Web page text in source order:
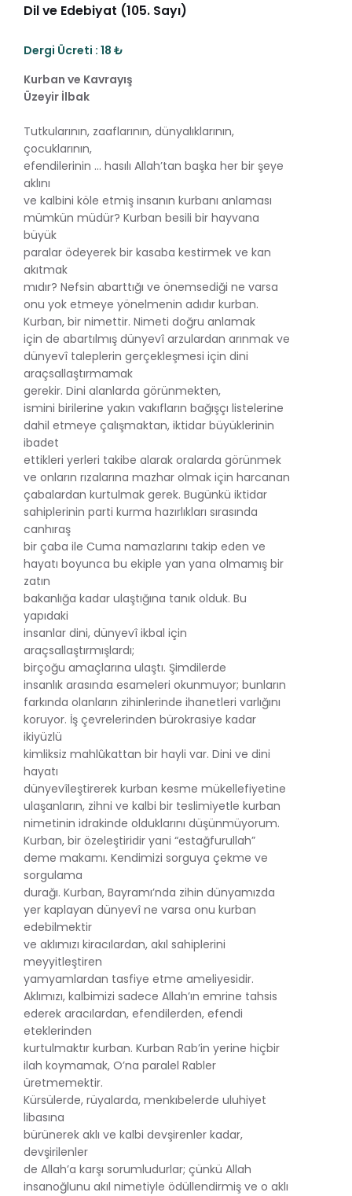
Dil ve Edebiyat (105. Sayı)
Dergi Ücreti : 18 ₺
Kurban ve Kavrayış
Üzeyir İlbak
Tutkularının, zaaflarının, dünyalıklarının,
çocuklarının,
efendilerinin … hasılı Allah’tan başka her bir şeye
aklını
ve kalbini köle etmiş insanın kurbanı anlaması
mümkün müdür? Kurban besili bir hayvana
büyük
paralar ödeyerek bir kasaba kestirmek ve kan
akıtmak
mıdır? Nefsin abarttığı ve önemsediği ne varsa
onu yok etmeye yönelmenin adıdır kurban.
Kurban, bir nimettir. Nimeti doğru anlamak
için de abartılmış dünyevî arzulardan arınmak ve
dünyevî taleplerin gerçekleşmesi için dini
araçsallaştırmamak
gerekir. Dini alanlarda görünmekten,
ismini birilerine yakın vakıfların bağışçı listelerine
dahil etmeye çalışmaktan, iktidar büyüklerinin
ibadet
ettikleri yerleri takibe alarak oralarda görünmek
ve onların rızalarına mazhar olmak için harcanan
çabalardan kurtulmak gerek. Bugünkü iktidar
sahiplerinin parti kurma hazırlıkları sırasında
canhıraş
bir çaba ile Cuma namazlarını takip eden ve
hayatı boyunca bu ekiple yan yana olmamış bir
zatın
bakanlığa kadar ulaştığına tanık olduk. Bu
yapıdaki
insanlar dini, dünyevî ikbal için
araçsallaştırmışlardı;
birçoğu amaçlarına ulaştı. Şimdilerde
insanlık arasında esameleri okunmuyor; bunların
farkında olanların zihinlerinde ihanetleri varlığını
koruyor. İş çevrelerinden bürokrasiye kadar
ikiyüzlü
kimliksiz mahlûkattan bir hayli var. Dini ve dini
hayatı
dünyevîleştirerek kurban kesme mükellefiyetine
ulaşanların, zihni ve kalbi bir teslimiyetle kurban
nimetinin idrakinde olduklarını düşünmüyorum.
Kurban, bir özeleştiridir yani “estağfurullah”
deme makamı. Kendimizi sorguya çekme ve
sorgulama
durağı. Kurban, Bayramı’nda zihin dünyamızda
yer kaplayan dünyevî ne varsa onu kurban
edebilmektir
ve aklımızı kiracılardan, akıl sahiplerini
meyyitleştiren
yamyamlardan tasfiye etme ameliyesidir.
Aklımızı, kalbimizi sadece Allah’ın emrine tahsis
ederek aracılardan, efendilerden, efendi
eteklerinden
kurtulmaktır kurban. Kurban Rab’in yerine hiçbir
ilah koymamak, O’na paralel Rabler
üretmemektir.
Kürsülerde, rüyalarda, menkıbelerde uluhiyet
libasına
bürünerek aklı ve kalbi devşirenler kadar,
devşirilenler
de Allah’a karşı sorumludurlar; çünkü Allah
insanoğlunu akıl nimetiyle ödüllendirmiş ve o aklı